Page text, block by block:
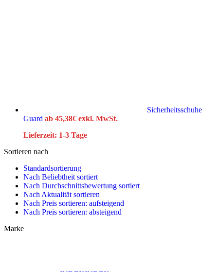
Sicherheitsschuhe
Guard ab 45,38€ exkl. MwSt.
Lieferzeit: 1-3 Tage
Sortieren nach
Standardsortierung
Nach Beliebtheit sortiert
Nach Durchschnittsbewertung sortiert
Nach Aktualität sortieren
Nach Preis sortieren: aufsteigend
Nach Preis sortieren: absteigend
Marke